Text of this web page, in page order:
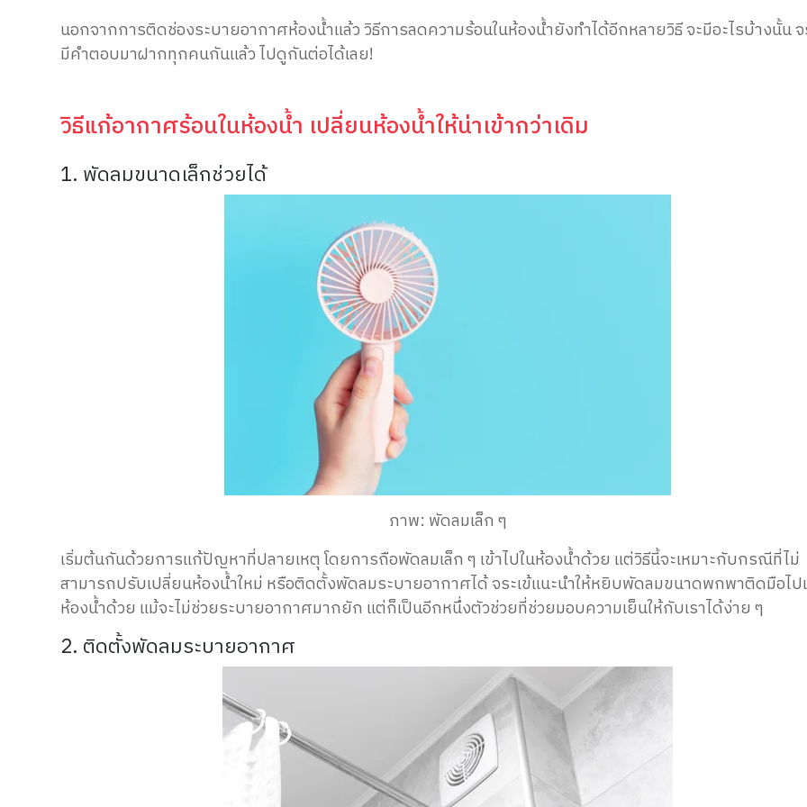
นอกจากการติดช่องระบายอากาศห้องน้ำแล้ว วิธีการลดความร้อนในห้องน้ำยังทำได้อีกหลายวิธี จะมีอะไรบ้างนั้น จ
มีคำตอบมาฝากทุกคนกันแล้ว ไปดูกันต่อได้เลย!
วิธีแก้อากาศร้อนในห้องน้ำ เปลี่ยนห้องน้ำให้น่าเข้ากว่าเดิม
1. พัดลมขนาดเล็กช่วยได้
ภาพ: พัดลมเล็ก ๆ
เริ่มต้นกันด้วยการแก้ปัญหาที่ปลายเหตุ โดยการถือพัดลมเล็ก ๆ เข้าไปในห้องน้ำด้วย แต่วิธีนี้จะเหมาะกับกรณีที่ไม่
สามารถปรับเปลี่ยนห้องน้ำใหม่ หรือติดตั้งพัดลมระบายอากาศได้จระเข้แนะนำให้หยิบพัดลมขนาดพกพาติดมือไป
ห้องน้ำด้วย แม้จะไม่ช่วยระบายอากาศมากยัก แต่ก็เป็นอีกหนึ่งตัวช่วยที่ช่วยมอบความเย็นให้กับเราได้ง่าย ๆ
2. ติดตั้งพัดลมระบายอากาศ